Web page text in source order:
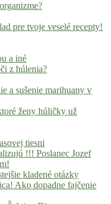
pre tvoje veselé recepty!
a iné
z húlenia?
a sušenie marihuany v
ženy húličky už
tiesni
!!! Poslanec Jozef
kladené otázky
Ako dopadne fajčenie